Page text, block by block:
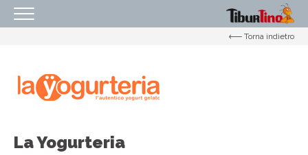
ORARI
PROMOZIONI
Torna indietro
La Yogurteria